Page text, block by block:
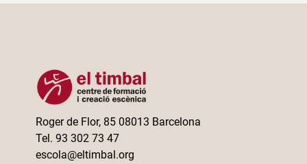
Roger de Flor, 85 08013 Barcelona
Tel. 93 302 73 47
escola@eltimbal.org